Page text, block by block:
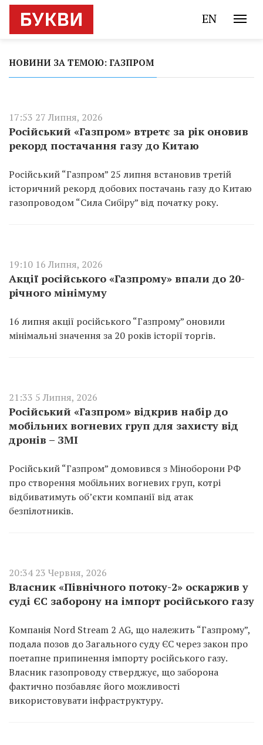
EN
НОВИНИ ЗА ТЕМОЮ: ГАЗПРОМ
17:53 27 Липня, 2026
Російський «Газпром» втретє за рік оновив
рекорд постачання газу до Китаю
Російський “Газпром” 25 липня встановив третій
історичний рекорд добових постачань газу до Китаю
газопроводом “Сила Сибіру” від початку року.
19:10 16 Липня, 2026
Акції російського «Газпрому» впали до 20-
річного мінімуму
16 липня акції російського “Газпрому” оновили
мінімальні значення за 20 років історії торгів.
21:33 5 Липня, 2026
Російський «Газпром» відкрив набір до
мобільних вогневих груп для захисту від
дронів – ЗМІ
Російський “Газпром” домовився з Міноборони РФ
про створення мобільних вогневих груп, котрі
відбиватимуть об’єкти компанії від атак
безпілотників.
20:34 23 Червня, 2026
Власник «Північного потоку-2» оскаржив у
суді ЄС заборону на імпорт російського газу
Компанія Nord Stream 2 AG, що належить “Газпрому”,
подала позов до Загального суду ЄС через закон про
поетапне припинення імпорту російського газу.
Власник газопроводу стверджує, що заборона
фактично позбавляє його можливості
використовувати інфраструктуру.